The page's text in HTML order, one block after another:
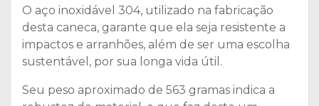
O aço inoxidável 304, utilizado na fabricação
desta caneca, garante que ela seja resistente a
impactos e arranhões, além de ser uma escolha
sustentável, por sua longa vida útil.
Seu peso aproximado de 563 gramas indica a